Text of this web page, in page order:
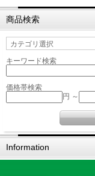
商品検索
キーワード検索
価格帯検索
円 ～
Information